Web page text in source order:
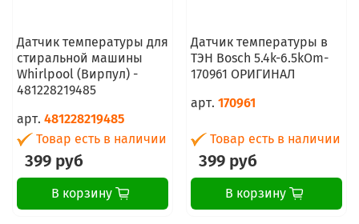
Датчик температуры для
стиральной машины
Whirlpool (Вирпул) -
481228219485
арт. 481228219485
Товар есть в наличии
399 руб
В корзину
Датчик температуры в
ТЭН Bosch 5.4k-6.5kOm-
170961 ОРИГИНАЛ
арт. 170961
Товар есть в наличии
399 руб
В корзину